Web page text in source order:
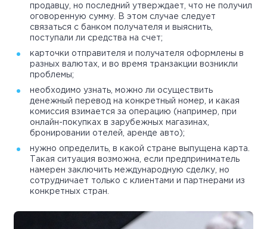
продавцу, но последний утверждает, что не получил
оговоренную сумму. В этом случае следует
связаться с банком получателя и выяснить,
поступали ли средства на счет;
карточки отправителя и получателя оформлены в
разных валютах, и во время транзакции возникли
проблемы;
необходимо узнать, можно ли осуществить
денежный перевод на конкретный номер, и какая
комиссия взимается за операцию (например, при
онлайн-покупках в зарубежных магазинах,
бронировании отелей, аренде авто);
нужно определить, в какой стране выпущена карта.
Такая ситуация возможна, если предприниматель
намерен заключить международную сделку, но
сотрудничает только с клиентами и партнерами из
конкретных стран.